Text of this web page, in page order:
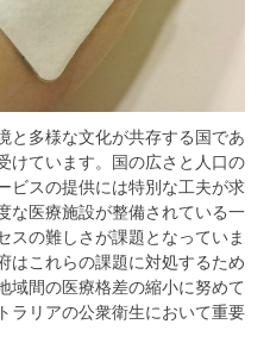
と多様な文化が共存する国であ
ています。 国の広さと人口の
ビスの提供には特別な工夫が求
な医療施設が整備されている一
スの難しさが課題となっていま
はこれらの課題に対処するため
域間の医療格差の縮小に努めて
ラリアの公衆衛生において重要